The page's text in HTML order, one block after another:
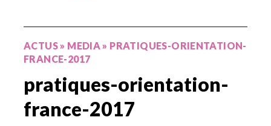
ACTUS» MEDIA» PRATIQUES-ORIENTATION-
FRANCE-2017
pratiques-orientation-
france-2017